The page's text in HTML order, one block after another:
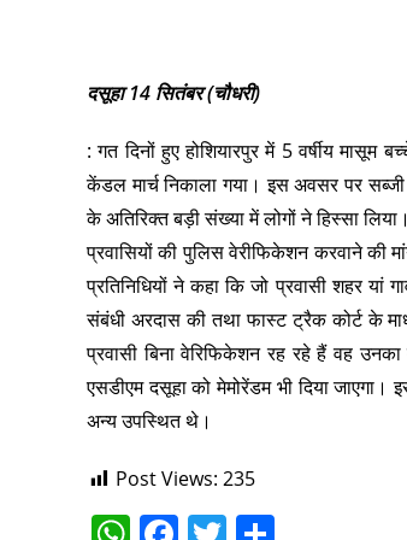
दसूहा 14 सितंबर (चौधरी)
: गत दिनों हुए होशियारपुर में 5 वर्षीय मासूम
केंडल मार्च निकाला गया। इस अवसर पर
के अतिरिक्त बड़ी संख्या में लोगों ने हिस्सा
प्रवासियों की पुलिस वेरीफिकेशन करवाने की
प्रतिनिधियों ने कहा कि जो प्रवासी शहर यां
संबंधी अरदास की तथा फास्ट ट्रैक कोर्ट के
प्रवासी बिना वेरिफिकेशन रह रहे हैं वह
एसडीएम दसूहा को मेमोरेंडम भी दिया
अन्य उपस्थित थे।
Post Views: 235